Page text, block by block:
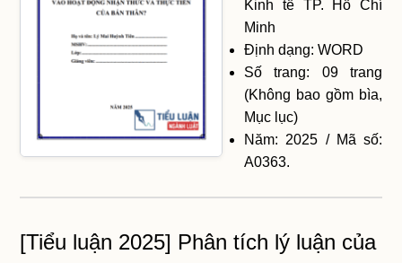
Kinh tế TP. Hồ Chí
Minh
Định dạng: WORD
Số trang: 09 trang
(Không bao gồm bìa,
Mục lục)
Năm: 2025 / Mã số:
A0363.
[Tiểu luận 2025] Phân tích lý luận của